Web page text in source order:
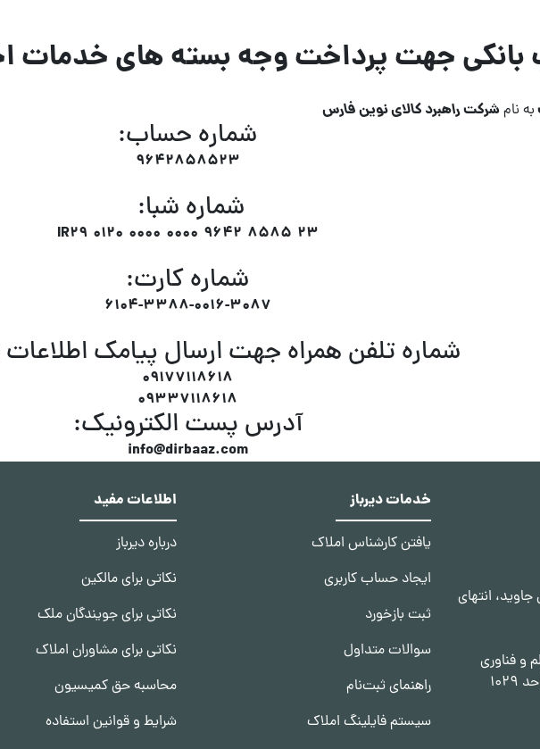
جهت پرداخت وجه بسته های خدمات
به نامشرکت راهبرد کالای نوین فارس
شماره حساب:
9642858523
شماره شبا:
IR29 0120 0000 0000 9642 8585 23
شماره کارت:
6104-3388-0016-3087
شماره تلفن همراه جهت ارسال پیامک
09177118618
09337118618
آدرس پست الکترونیک:
info@dirbaaz.com
جاوید، انتهای
و فناوری
خدمات دیرباز
یافتن کارشناس املاک
ایجاد حساب کاربری
ثبت بازخورد
سوالات متداول
راهنمای ثبت‌نام
سیستم فایلینگ املاک
اطلاعات مفید
درباره دیرباز
نکاتی برای مالکین
نکاتی برای جویندگان ملک
نکاتی برای مشاوران املاک
محاسبه حق کمیسیون
شرایط و قوانین استفاده